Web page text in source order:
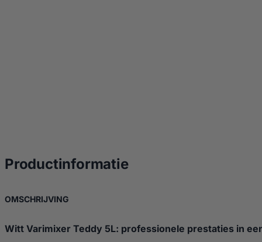
Productinformatieover Witt Varimixer
OMSCHRIJVING
Witt Varimixer Teddy 5L: professionele prestaties in